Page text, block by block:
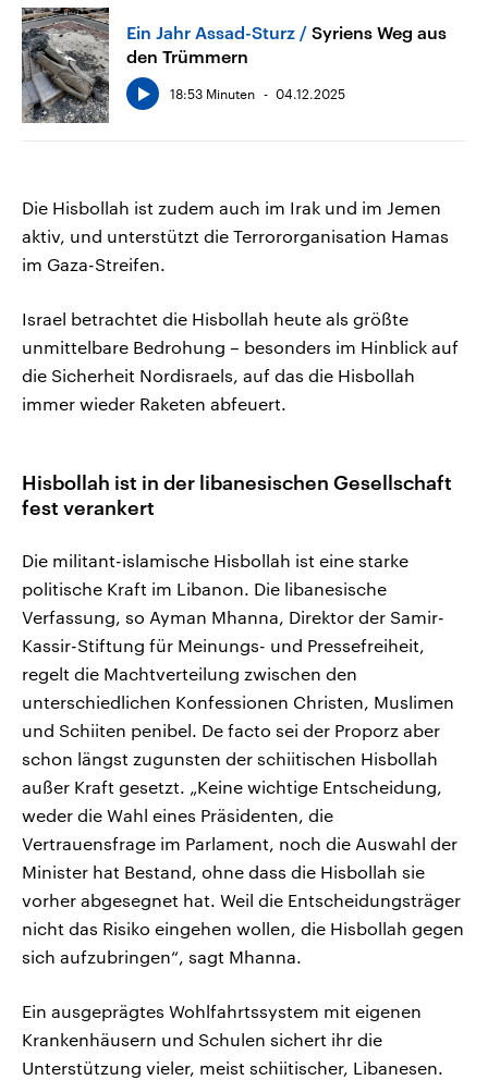
Ein Jahr Assad-Sturz
Syriens Weg aus
den Trümmern
18:53 Minuten 04.12.2025
Die Hisbollah ist zudem auch im Irak und im Jemen
aktiv, und unterstützt die Terrororganisation Hamas
im Gaza-Streifen.
Israel betrachtet die Hisbollah heute als größte
unmittelbare Bedrohung – besonders im Hinblick auf
die Sicherheit Nordisraels, auf das die Hisbollah
immer wieder Raketen abfeuert.
Hisbollah ist in der libanesischen Gesellschaft
fest verankert
Die militant-islamische Hisbollah ist eine starke
politische Kraft im Libanon. Die libanesische
Verfassung, so Ayman Mhanna, Direktor der Samir-
Kassir-Stiftung für Meinungs- und Pressefreiheit,
regelt die Machtverteilung zwischen den
unterschiedlichen Konfessionen Christen, Muslimen
und Schiiten penibel. De facto sei der Proporz aber
schon längst zugunsten der schiitischen Hisbollah
außer Kraft gesetzt. „Keine wichtige Entscheidung,
weder die Wahl eines Präsidenten, die
Vertrauensfrage im Parlament, noch die Auswahl der
Minister hat Bestand, ohne dass die Hisbollah sie
vorher abgesegnet hat. Weil die Entscheidungsträger
nicht das Risiko eingehen wollen, die Hisbollah gegen
sich aufzubringen“, sagt Mhanna.
Ein ausgeprägtes Wohlfahrtssystem mit eigenen
Krankenhäusern und Schulen sichert ihr die
Unterstützung vieler, meist schiitischer, Libanesen.